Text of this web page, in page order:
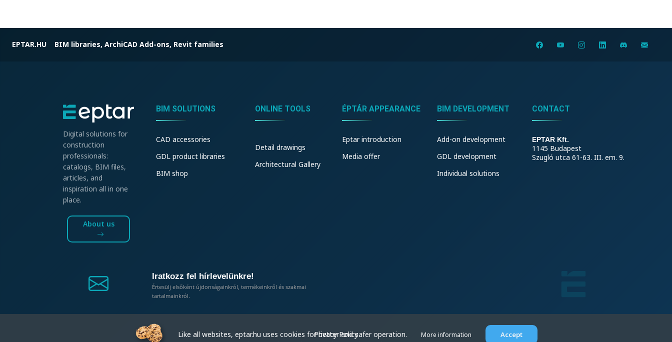
EPTAR.HU BIM libraries, ArchiCAD Add-ons, Revit families
Digital solutions for
construction
professionals:
catalogs, BIM files,
articles, and
inspiration all in one
place.
About us
BIM SOLUTIONS
CAD accessories
GDL product libraries
BIM shop
ONLINE TOOLS
Detail drawings
Architectural Gallery
ÉPTÁR APPEARANCE
Eptar introduction
Media offer
BIM DEVELOPMENT
Add-on development
GDL development
Individual solutions
CONTACT
EPTAR Kft.
1145 Budapest
Szugló utca 61-63. III. em. 9.
Iratkozz fel hírlevelünkre!
Értesülj elsőként újdonságainkról, termékeinkről és szakmai
tartalmainkról.
Privacy Policy
Like all websites, eptar.hu uses cookies for better and safer operation. More information Accept